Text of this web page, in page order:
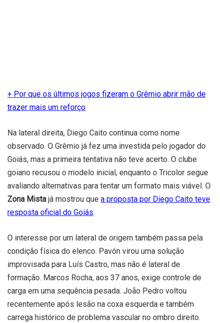
+ Por que os últimos jogos fizeram o Grêmio abrir mão de
trazer mais um reforço
Na lateral direita, Diego Caito continua como nome
observado. O Grêmio já fez uma investida pelo jogador do
Goiás, mas a primeira tentativa não teve acerto. O clube
goiano recusou o modelo inicial, enquanto o Tricolor segue
avaliando alternativas para tentar um formato mais viável. O
Zona Mista já mostrou que a proposta por Diego Caito teve
resposta oficial do Goiás.
O interesse por um lateral de origem também passa pela
condição física do elenco. Pavón virou uma solução
improvisada para Luís Castro, mas não é lateral de
formação. Marcos Rocha, aos 37 anos, exige controle de
carga em uma sequência pesada. João Pedro voltou
recentemente após lesão na coxa esquerda e também
carrega histórico de problema vascular no ombro direito.